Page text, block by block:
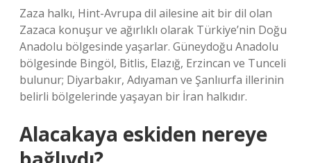
Zaza halkı, Hint-Avrupa dil ailesine ait bir dil olan
Zazaca konuşur ve ağırlıklı olarak Türkiye’nin Doğu
Anadolu bölgesinde yaşarlar. Güneydoğu Anadolu
bölgesinde Bingöl, Bitlis, Elazığ, Erzincan ve Tunceli
bulunur; Diyarbakır, Adıyaman ve Şanlıurfa illerinin
belirli bölgelerinde yaşayan bir İran halkıdır.
Alacakaya eskiden nereye